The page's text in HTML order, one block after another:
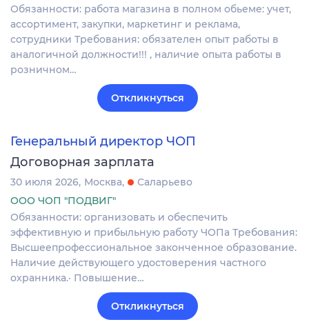
Обязанности: работа магазина в полном обьеме: учет,
ассортимент, закупки, маркетинг и реклама,
сотрудники Требования: обязателен опыт работы в
аналогичной должности!!! , наличие опыта работы в
розничном…
Откликнуться
Генеральный директор ЧОП
Договорная зарплата
30 июля 2026 Москва
Саларьево
ООО ЧОП "ПОДВИГ"
Обязанности: организовать и обеспечить
эффективную и прибыльную работу ЧОПа Требования:
Высшеепрофессиональное законченное образование.
Наличие действующего удостоверения частного
охранника.· Повышение…
Откликнуться